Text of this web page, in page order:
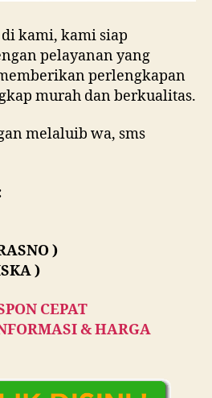
kami, kami siap
pelayanan yang
perlengkapan
murah dan berkualitas.
melaluib wa, sms
)
)
CEPAT
& HARGA